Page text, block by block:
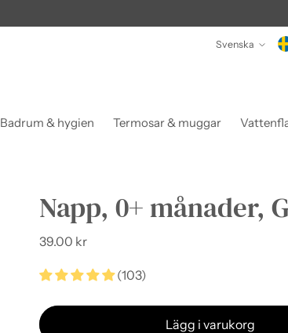
Språk
Svenska
Badrum & hygien Termosar & muggar
Napp, 0+ månader,
Ordinarie
39.00 kr
(103)
Lägg i varukorg